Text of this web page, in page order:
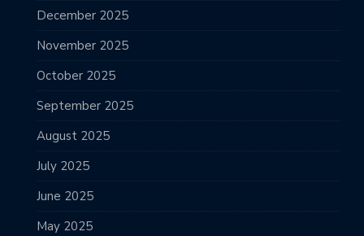
December 2025
November 2025
October 2025
September 2025
August 2025
July 2025
June 2025
May 2025